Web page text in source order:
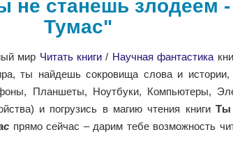
не станешь злодеем
Тумас"
мир Читать книги/ Научная фантастика
ты найдешь сокровища слова и истории,
Планшеты, Ноутбуки, Компьютеры,
и погрузись в магию чтения книги Ты
прямо сейчас – дарим тебе возможность